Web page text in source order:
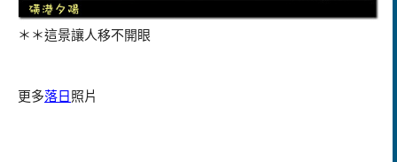
＊＊這景讓人移不開眼
更多落日 照片